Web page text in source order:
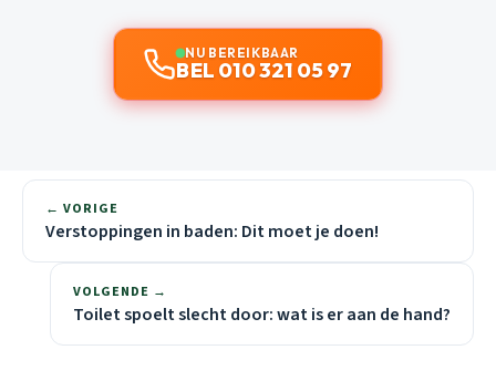
NU BEREIKBAAR
BEL 010 321 05 97
← VORIGE
Verstoppingen in baden: Dit moet je doen!
VOLGENDE →
Toilet spoelt slecht door: wat is er aan de hand?